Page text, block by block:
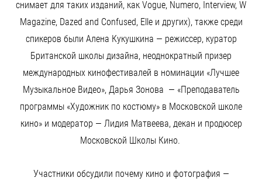
снимает для таких изданий, как Vogue, Numero, Interview, W
Magazine, Dazed and Confused, Elle и других), также среди
спикеров были Алена Кукушкина — режиссер, куратор
Британской школы дизайна, неоднократный призер
международных кинофестивалей в номинации «Лучшее
Музыкальное Видео», Дарья Зонова — «Преподаватель
программы «Художник по костюму» в Московской школе
кино» и модератор — Лидия Матвеева, декан и продюсер
Московской Школы Кино.
Участники обсудили почему кино и фотография —